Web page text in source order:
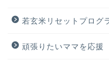
若玄米リセットプログ
頑張りたいママを応援